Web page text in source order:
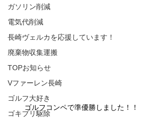
ガソリン削減
電気代削減
長崎ヴェルカを応援しています！
廃棄物収集運搬
TOPお知らせ
Vファーレン長崎
ゴルフ大好き
ゴキブリ駆除
ゴルフコンペで準優勝しました！！